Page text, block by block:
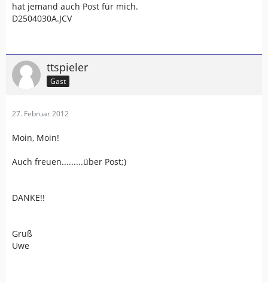
hat jemand auch Post für mich.
D2504030A.JCV
ttspieler
Gast
27. Februar 2012
Moin, Moin!
Auch freuen.........über Post;)
DANKE!!
Gruß
Uwe